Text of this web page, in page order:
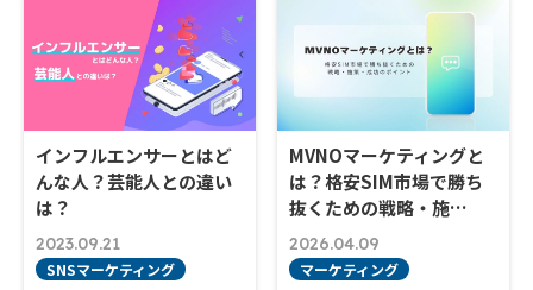
インフルエンサーとはど
んな人？芸能人との違い
は？
2023.09.21
SNSマーケティング
MVNOマーケティングと
は？格安SIM市場で勝ち
抜くための戦略・施…
2026.04.09
マーケティング